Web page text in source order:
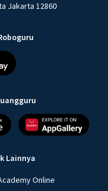
Jakarta 12860
Lainnya
Online